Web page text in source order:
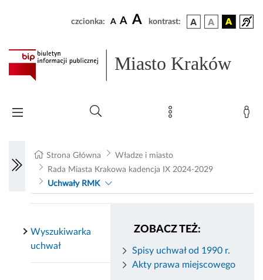
czcionka: A A A kontrast:
Miasto Kraków
Strona Główna
Władze i miasto
Rada Miasta Krakowa kadencja IX 2024-2029
Uchwały RMK
ZOBACZ TEŻ:
Spisy uchwał od 1990 r.
Akty prawa miejscowego
Wyszukiwarka
uchwał